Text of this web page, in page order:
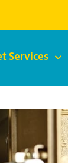
Services